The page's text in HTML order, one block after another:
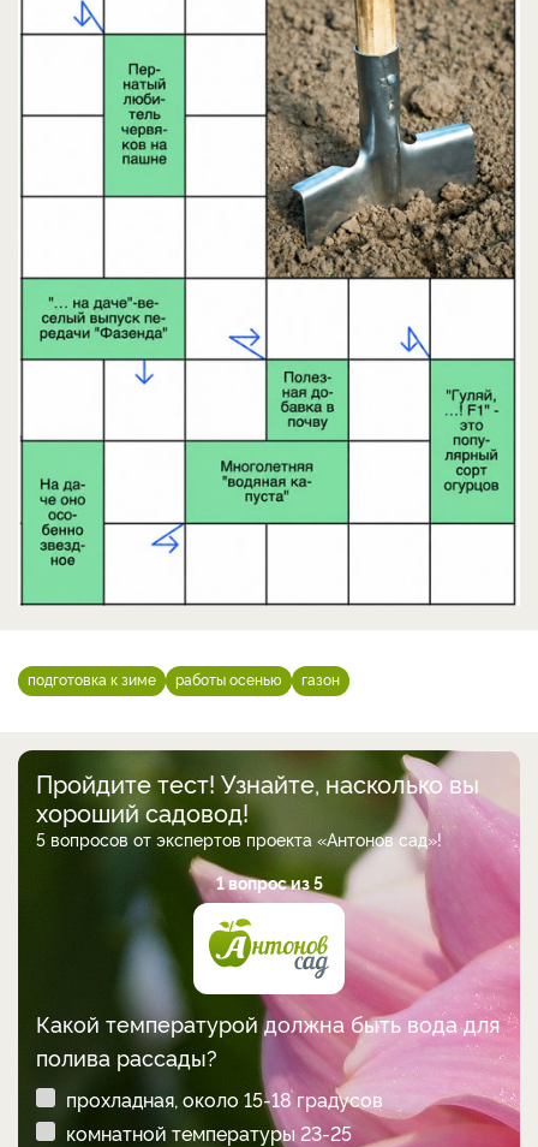
подготовка к зиме работы осенью газон
Пройдите тест! Узнайте, насколько вы
хороший садовод!
5 вопросов от экспертов проекта «Антонов сад»!
1 вопрос из 5
Какой температурой должна быть вода для
полива рассады?
прохладная, около 15-18 градусов
комнатной температуры 23-25